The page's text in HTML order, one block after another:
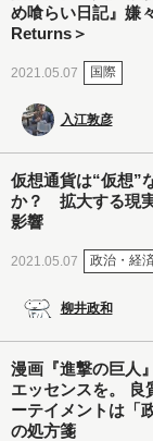
め喰らい日記』嫌
Returns＞
2021.05.07 国際
入江敦彦
仮想通貨は“仮想”
か？ 拡大する現
影響
2021.05.07 政治・経
柳井政和
漫画『進撃の巨人
エッセンスを。 良
ーテイメントは「
の処方箋